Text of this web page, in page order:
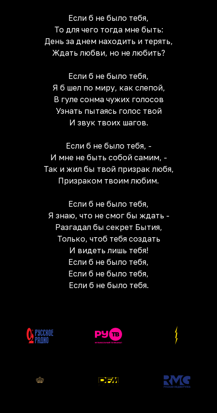
Если б не было тебя,
То для чего тогда мне быть:
День за днем находить и терять,
Ждать любви, но не любить?
Если б не было тебя,
Я б шел по миру, как слепой,
В гуле сонма чужих голосов
Узнать пытаясь голос твой
И звук твоих шагов.
Если б не было тебя, -
И мне не быть собой самим, -
Так и жил бы твой призрак любя,
Призраком твоим любим.
Если б не было тебя,
Я знаю, что не смог бы ждать -
Разгадал бы секрет Бытия,
Только, чтоб тебя создать
И видеть лишь тебя!
Если б не было тебя,
Если б не было тебя,
Если б не было тебя.